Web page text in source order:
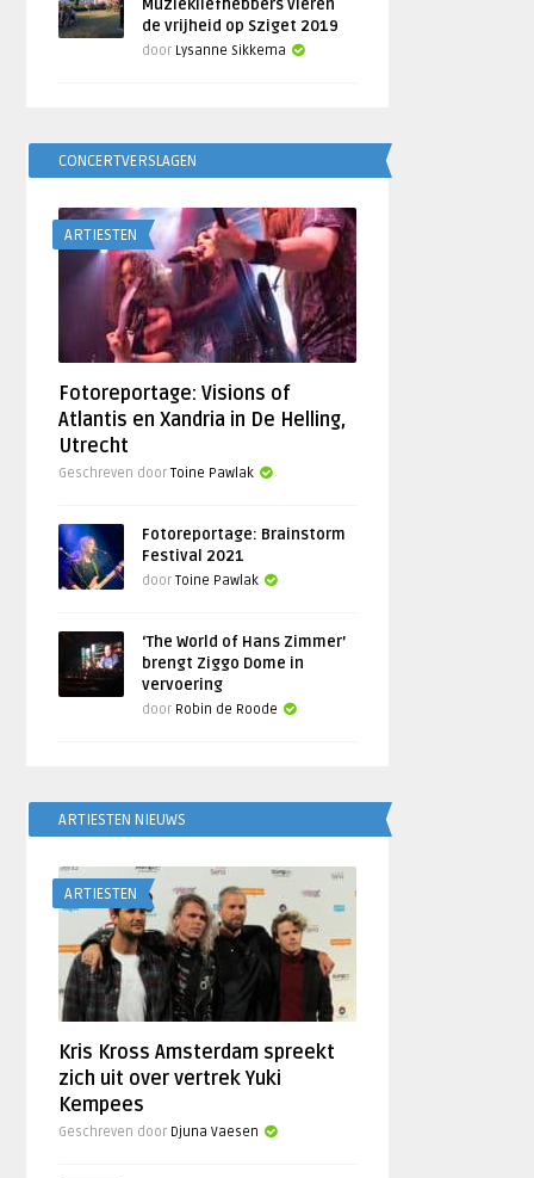
Muziekliefhebbers vieren
de vrijheid op Sziget 2019
door Lysanne Sikkema
CONCERTVERSLAGEN
ARTIESTEN
Fotoreportage: Visions of
Atlantis en Xandria in De Helling,
Utrecht
Geschreven doorToine Pawlak
Fotoreportage: Brainstorm
Festival 2021
doorToine Pawlak
‘The World of Hans Zimmer’
brengt Ziggo Dome in
vervoering
door Robin de Roode
ARTIESTEN NIEUWS
ARTIESTEN
Kris Kross Amsterdam spreekt
zich uit over vertrek Yuki
Kempees
Geschreven door Djuna Vaesen